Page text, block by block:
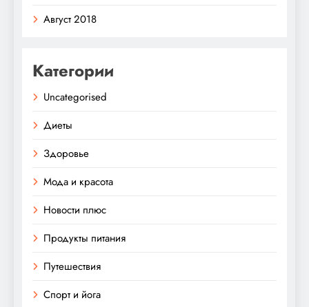
Август 2018
Категории
Uncategorised
Диеты
Здоровье
Мода и красота
Новости плюс
Продукты питания
Путешествия
Спорт и йога